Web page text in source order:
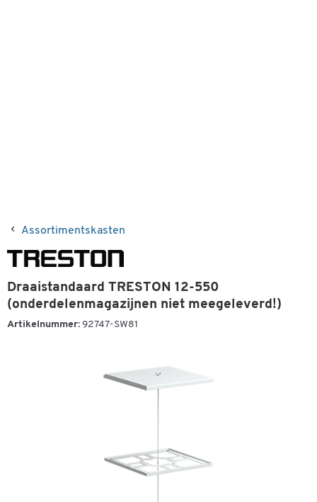
Assortimentskasten
Draaistandaard TRESTON 12-550
(onderdelenmagazijnen niet meegeleverd!)
Artikelnummer: 92747-SW81